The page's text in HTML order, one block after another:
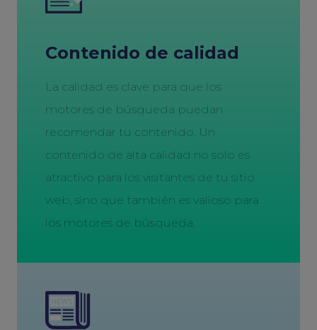
Contenido de calidad
La calidad es clave para que los
motores de búsqueda puedan
recomendar tu contenido. Un
contenido de alta calidad no solo es
atractivo para los visitantes de tu sitio
web, sino que también es valioso para
los motores de búsqueda.